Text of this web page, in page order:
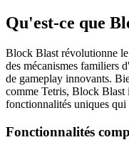
Qu'est-ce que
Block Blast révolutionne
des mécanismes familiers
de gameplay innovants.
comme Tetris, Block Blast
fonctionnalités uniques qui
Fonctionnalités